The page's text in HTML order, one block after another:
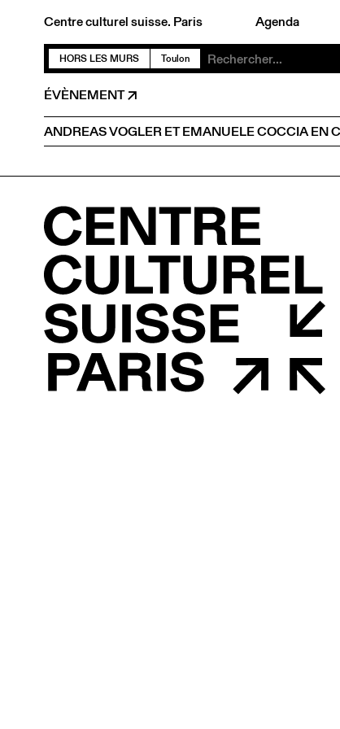
Centre culturel suisse. Paris Agenda
HORS LES MURS Toulon
ÉVÈNEMENT